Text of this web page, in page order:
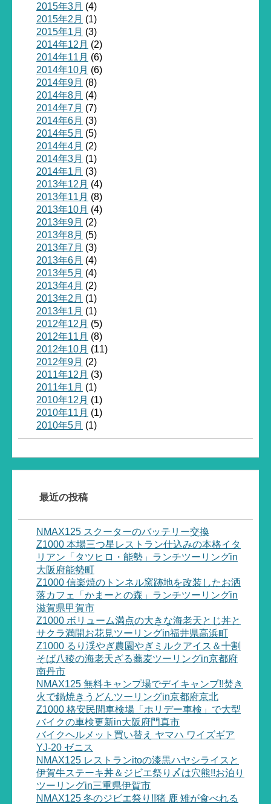
2015年3月 (4)
2015年2月 (1)
2015年1月 (3)
2014年12月 (2)
2014年11月 (6)
2014年10月 (6)
2014年9月 (8)
2014年8月 (4)
2014年7月 (7)
2014年6月 (3)
2014年5月 (5)
2014年4月 (2)
2014年3月 (1)
2014年1月 (3)
2013年12月 (4)
2013年11月 (8)
2013年10月 (4)
2013年9月 (2)
2013年8月 (5)
2013年7月 (3)
2013年6月 (4)
2013年5月 (4)
2013年4月 (2)
2013年2月 (1)
2013年1月 (1)
2012年12月 (5)
2012年11月 (8)
2012年10月 (11)
2012年9月 (2)
2011年12月 (3)
2011年1月 (1)
2010年12月 (1)
2010年11月 (1)
2010年5月 (1)
最近の投稿
NMAX125 スクーターのバッテリー交換
Z1000 本場三つ星レストラン仕込みの本格イタ
リアン「タツヒロ・能勢」ランチツーリングin
大阪府能勢町
Z1000 信楽焼のトンネル窯跡地を改装したお洒
落カフェ「かまーとの森」ランチツーリングin
滋賀県甲賀市
Z1000 ボリューム満点の大きな海老天とじ丼と
サクラ満開お花見ツーリングin福井県高浜町
Z1000 るり渓やぎ農園やぎミルクアイス＆十割
そば八稜の海老天ざる蕎麦ツーリングin京都府
南丹市
NMAX125 無料キャンプ場でデイキャンプ!!焚き
火で鍋焼きうどんツーリングin京都府京北
Z1000 格安民間車検場「ホリデー車検」で大型
バイクの車検更新in大阪府門真市
バイクヘルメット買い替え ヤマハ ワイズギア
YJ-20 ゼニス
NMAX125 レストランitoの漆黒ハヤシライスと
伊賀牛ステーキ丼＆ジビエ祭り〆は穴熊!!お泊り
ツーリングin三重県伊賀市
NMAX125 冬のジビエ祭り!!猪 鹿 雉が食べれる